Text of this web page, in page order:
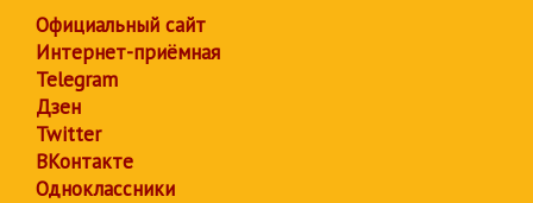
Официальный сайт
Интернет-приёмная
Telegram
Дзен
Twitter
ВКонтакте
Одноклассники